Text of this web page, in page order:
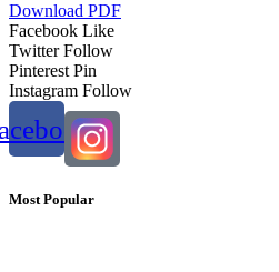
Download PDF
Facebook Like
Twitter Follow
Pinterest Pin
Instagram Follow
Most Popular